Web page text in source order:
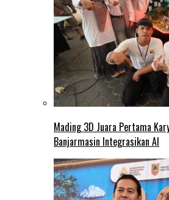
Mading 3D Juara Pertama
Banjarmasin Integrasikan AI